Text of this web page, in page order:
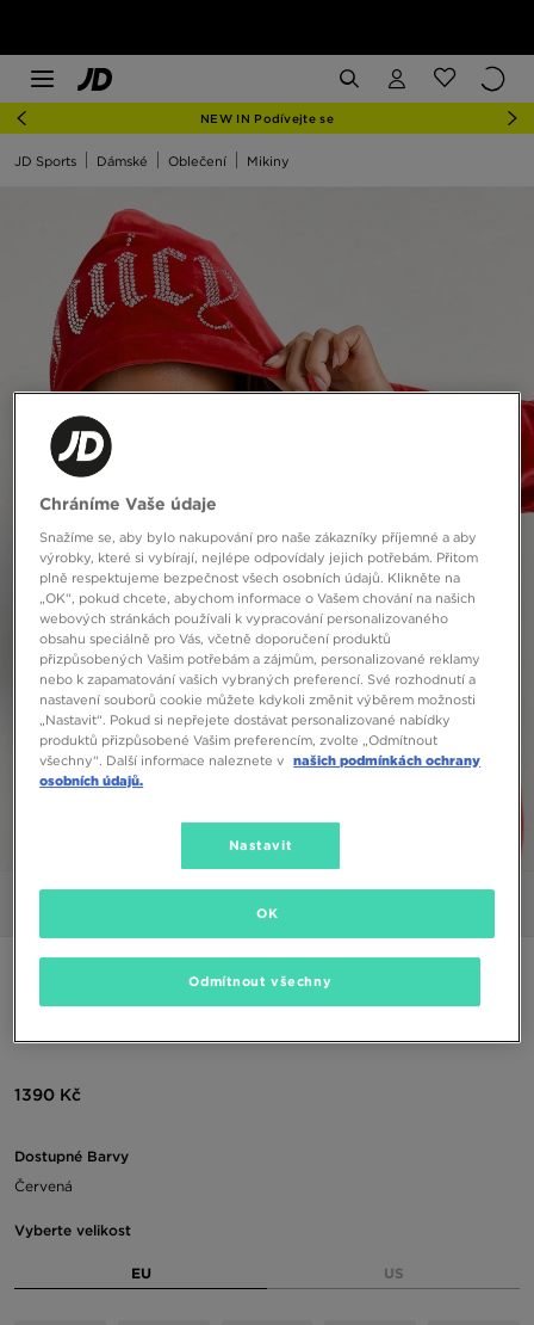
NEW IN Podívejte se
JD Sports Dámské Oblečení Mikiny
JUICY COUTURE MIKINA ROZEPÍNACÍ S
1390 Kč
Dostupné Barvy
Červená
Vyberte velikost
EU US
Chráníme Vaše údaje
Snažíme se, aby bylo nakupování pro naše zákazníky příjemné a aby
výrobky, které si vybírají, nejlépe odpovídaly jejich potřebám. Přitom
plně respektujeme bezpečnost všech osobních údajů. Klikněte na
„OK“, pokud chcete, abychom informace o Vašem chování na našich
webových stránkách používali k vypracování personalizovaného
obsahu speciálně pro Vás, včetně doporučení produktů
přizpůsobených Vašim potřebám a zájmům, personalizované reklamy
nebo k zapamatování vašich vybraných preferencí. Své rozhodnutí a
nastavení souborů cookie můžete kdykoli změnit výběrem možnosti
„Nastavit“. Pokud si nepřejete dostávat personalizované nabídky
produktů přizpůsobené Vašim preferencím, zvolte „Odmítnout
všechny“. Další informace naleznete v našich podmínkách ochrany
osobních údajů.
Nastavit
Odmítnout všechny
OK